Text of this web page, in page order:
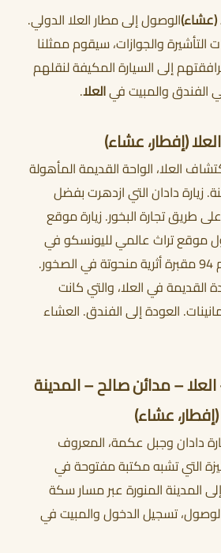
أحجز الان
الوصول إلى مطار العلا الدولي.
التأشيرة والجوازات، سيقوم ممثلنا
إلى السيارة المكيفة لنقلهم
الفندق والمبيت فيالعلا.
العلا، الواحة القديمة المأهولة
من 7,000 سنة. زيارة دادان التي ازدهرت بفضل
طريق تجارة البخور. زيارة موقع
موقع تراث عالمي لليونسكو في
، والذي يضم 94 مقبرة أثرية منحوتة في الصخور.
القديمة في العلا، والتي كانت
العودة إلى الفندق. العشاء
– العلا – مدائن صالح – المدينة
دادان وجبل عكمة، المعروف
التي تشبه مكتبة مفتوحة في
المدينة المنورة عبر مسار سكة
الوصول، تسجيل الدخول والمبيت في